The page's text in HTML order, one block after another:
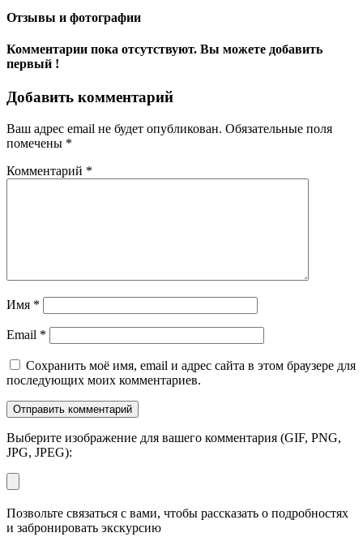
Отзывы и фотографии
Комментарии пока отсутствуют. Вы можете добавить
первый !
Добавить комментарий
Ваш адрес email не будет опубликован. Обязательные поля
помечены *
Комментарий *
Имя *
Email *
Сохранить моё имя, email и адрес сайта в этом браузере для
последующих моих комментариев.
Выберите изображение для вашего комментария (GIF, PNG,
JPG, JPEG):
Позвольте связаться с вами, чтобы рассказать о подробностях
и забронировать экскурсию